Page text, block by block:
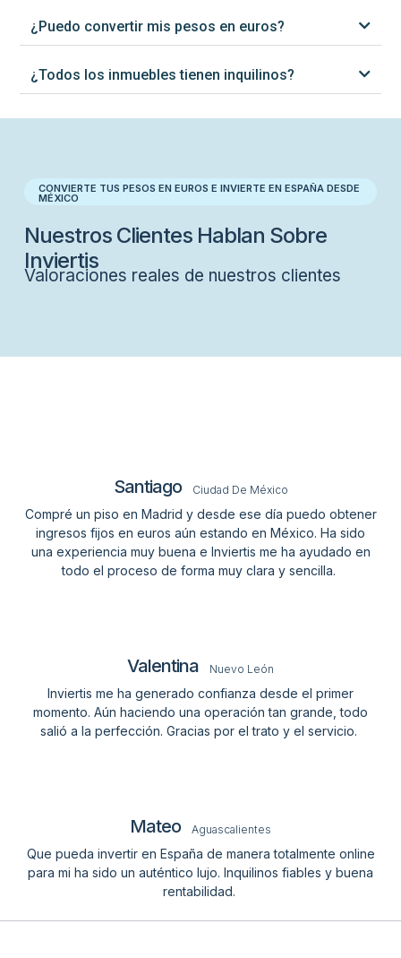
¿Puedo convertir mis pesos en euros?
¿Todos los inmuebles tienen inquilinos?
CONVIERTE TUS PESOS EN EUROS E INVIERTE EN ESPAÑA DESDE
MÉXICO
Nuestros Clientes Hablan Sobre
Inviertis
Valoraciones reales de nuestros clientes
Santiago Ciudad De México
Compré un piso en Madrid y desde ese día puedo obtener
ingresos fijos en euros aún estando en México. Ha sido
una experiencia muy buena e Inviertis me ha ayudado en
todo el proceso de forma muy clara y sencilla.
Valentina Nuevo León
Inviertis me ha generado confianza desde el primer
momento. Aún haciendo una operación tan grande, todo
salió a la perfección. Gracias por el trato y el servicio.
Mateo Aguascalientes
Que pueda invertir en España de manera totalmente online
para mi ha sido un auténtico lujo. Inquilinos fiables y buena
rentabilidad.